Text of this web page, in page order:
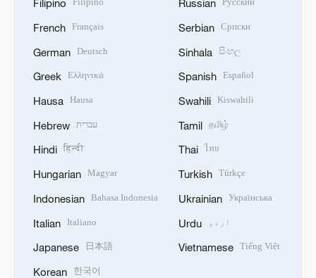
Filipino
French Français
German Deutsch
Greek Ελληνικά
Hausa Hausa
Hebrew עברית
Hindi हिन्दी
Hungarian Magyar
Indonesian Bahasa Indonesia
Italian Italiano
Japanese 日本語
Korean 한국어
Russian
Serbian Српски
Sinhala සිංහල
Spanish Español
Swahili Kiswahili
Tamil தமிழ்
Thai ไทย
Turkish Türkçe
Ukrainian Українська
Urdu اردو
Vietnamese Tiếng Việt